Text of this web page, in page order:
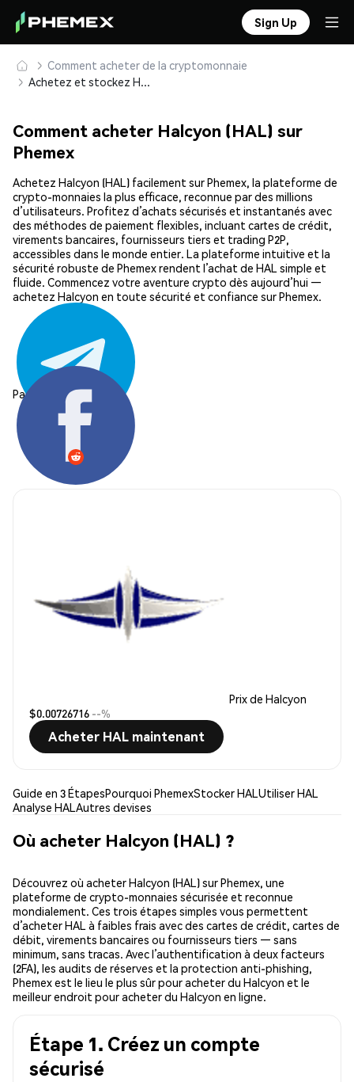
Sign Up
Comment acheter de la cryptomonnaie
Achetez et stockez Halcyon (HAL) en toute sécurité
Comment acheter Halcyon (HAL) sur
Phemex
Achetez Halcyon (HAL) facilement sur Phemex, la plateforme de
crypto-monnaies la plus efficace, reconnue par des millions
d’utilisateurs. Profitez d’achats sécurisés et instantanés avec
des méthodes de paiement flexibles, incluant cartes de crédit,
virements bancaires, fournisseurs tiers et trading P2P,
accessibles dans le monde entier. La plateforme intuitive et la
sécurité robuste de Phemex rendent l’achat de HAL simple et
fluide. Commencez votre aventure crypto dès aujourd’hui —
achetez Halcyon en toute sécurité et confiance sur Phemex.
Partager:
Prix de Halcyon
$0.00726716 --%
Acheter HAL maintenant
Guide en 3 ÉtapesPourquoi PhemexStocker HALUtiliser HAL
Analyse HALAutres devises
Où acheter Halcyon (HAL) ?
Découvrez où acheter Halcyon (HAL) sur Phemex, une
plateforme de crypto-monnaies sécurisée et reconnue
mondialement. Ces trois étapes simples vous permettent
d’acheter HAL à faibles frais avec des cartes de crédit, cartes de
débit, virements bancaires ou fournisseurs tiers — sans
minimum, sans tracas. Avec l’authentification à deux facteurs
(2FA), les audits de réserves et la protection anti-phishing,
Phemex est le lieu le plus sûr pour acheter du Halcyon et le
meilleur endroit pour acheter du Halcyon en ligne.
Étape 1. Créez un compte
sécurisé